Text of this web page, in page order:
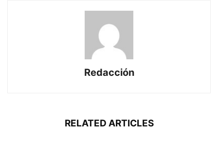
Redacción
RELATED ARTICLES